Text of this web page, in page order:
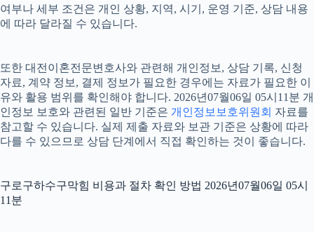
여부나 세부 조건은 개인 상황, 지역, 시기, 운영 기준, 상담 내용
에 따라 달라질 수 있습니다.
또한 대전이혼전문변호사와 관련해 개인정보, 상담 기록, 신청
자료, 계약 정보, 결제 정보가 필요한 경우에는 자료가 필요한 이
유와 활용 범위를 확인해야 합니다. 2026년07월06일 05시11분 개
인정보 보호와 관련된 일반 기준은 개인정보보호위원회 자료를
참고할 수 있습니다. 실제 제출 자료와 보관 기준은 상황에 따라
다를 수 있으므로 상담 단계에서 직접 확인하는 것이 좋습니다.
구로구하수구막힘 비용과 절차 확인 방법 2026년07월06일 05시
11분